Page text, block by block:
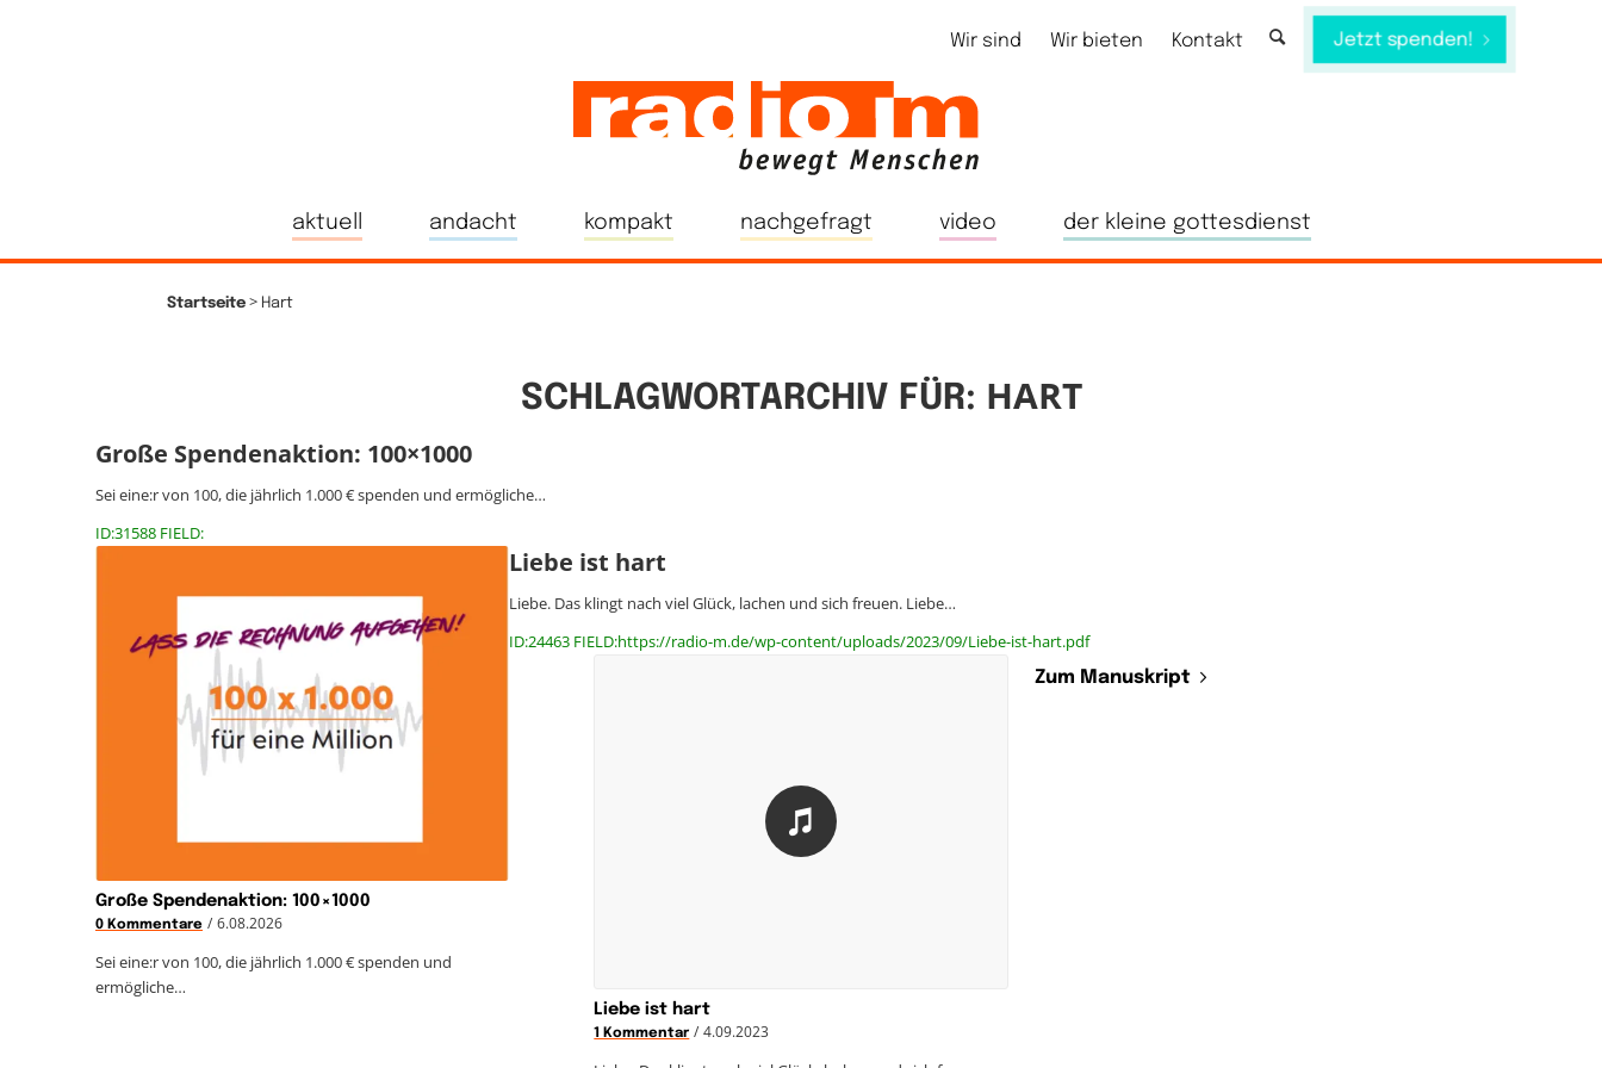
Wir sind Wir bieten Kontakt Jetzt spenden!
aktuell andacht kompakt nachgefragt video der kleine gottesdienst
Startseite > Hart
SCHLAGWORTARCHIV FÜR: HART
Große Spendenaktion: 100×1000
Sei eine:r von 100, die jährlich 1.000 € spenden und ermögliche…
ID:31588 FIELD:
Große Spendenaktion: 100×1000
0 Kommentare / 6.08.2026
Sei eine:r von 100, die jährlich 1.000 € spenden und
ermögliche…
Liebe ist hart
Liebe. Das klingt nach viel Glück, lachen und sich freuen. Liebe…
ID:24463 FIELD:https://radio-m.de/wp-content/uploads/2023/09/Liebe-ist-hart.pdf
Zum Manuskript
Liebe ist hart
1 Kommentar / 4.09.2023